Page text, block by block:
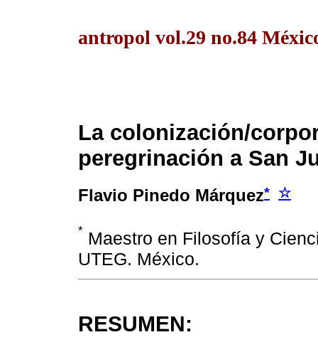
antropol vol.29 no.84
La colonización/
peregrinación a San
Flavio Pinedo Márquez* ☆
* Maestro en Filosofía y
UTEG. México.
RESUMEN: